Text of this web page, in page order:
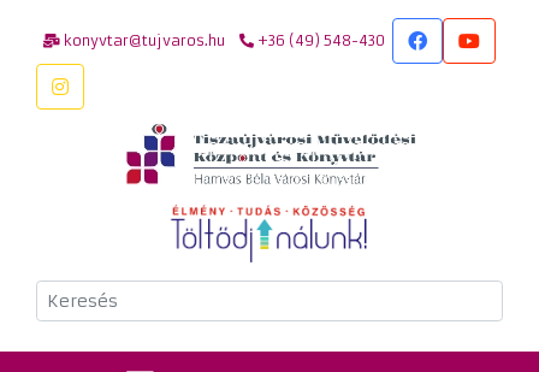
konyvtar@tujvaros.hu +36 (49) 548-430
Keresés